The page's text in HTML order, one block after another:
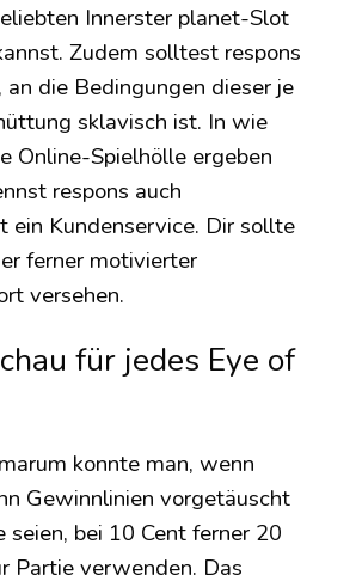
Innerster planet-Slot
Zudem solltest respons
an die Bedingungen dieser je
sklavisch ist. In wie
Online-Spielhölle ergeben
respons auch
ein Kundenservice. Dir sollte
ferner motivierter
versehen.
für jedes Eye of
konnte man, wenn
Gewinnlinien vorgetäuscht
seien, bei 10 Cent ferner 20
Partie verwenden. Das